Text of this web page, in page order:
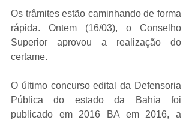
Os trâmites estão caminhando de forma
rápida. Ontem (16/03), o Conselho
Superior aprovou a realização do
certame.
O último concurso edital da Defensoria
Pública do estado da Bahia foi
publicado em 2016 BA em 2016, a